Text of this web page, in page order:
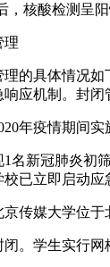
，核酸检测呈
理
的具体情况
应机制。封
年疫情期间
1名新冠肺炎初
已立即启动应
传媒大学位
。学生实行网